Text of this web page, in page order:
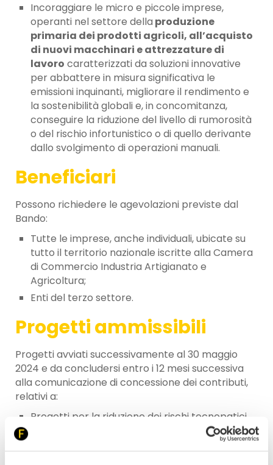
Incoraggiare le micro e piccole imprese,
operanti nel settore della produzione
primaria dei prodotti agricoli, all’acquisto
di nuovi macchinari e attrezzature di
lavoro caratterizzati da soluzioni innovative
per abbattere in misura significativa le
emissioni inquinanti, migliorare il rendimento e
la sostenibilità globali e, in concomitanza,
conseguire la riduzione del livello di rumorosità
o del rischio infortunistico o di quello derivante
dallo svolgimento di operazioni manuali.
Beneficiari
Possono richiedere le agevolazioni previste dal
Bando:
Tutte le imprese, anche individuali, ubicate su
tutto il territorio nazionale iscritte alla Camera
di Commercio Industria Artigianato e
Agricoltura;
Enti del terzo settore.
Progetti ammissibili
Progetti avviati successivamente al 30 maggio
2024 e da concludersi entro i 12 mesi successiva
alla comunicazione di concessione dei contributi,
relativi a:
Progetti per la riduzione dei rischi tecnopatici
(di cui all’allegato 1.1) – Asse di finanziamento 1;
Progetti per l’adozione di modelli organizzativi e